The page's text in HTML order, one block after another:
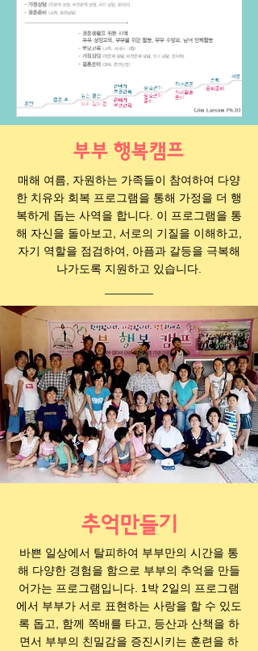
부부 행복캠프
매해 여름, 자원하는 가족들이 참여하여 다양
한 치유와 회복 프로그램을 통해 가정을 더 행
복하게 돕는 사역을 합니다. 이 프로그램을 통
해 자신을 돌아보고, 서로의 기질을 이해하고,
자기 역할을 점검하여, 아픔과 갈등을 극복해
나가도록 지원하고 있습니다.
추억만들기
바쁜 일상에서 탈피하여 부부만의 시간을 통
해 다양한 경험을 함으로 부부의 추억을 만들
어가는 프로그램입니다. 1박 2일의 프로그램
에서 부부가 서로 표현하는 사랑을 할 수 있도
록 돕고, 함께 쪽배를 타고, 등산과 산책을 하
면서 부부의 친밀감을 증진시키는 훈련을 하